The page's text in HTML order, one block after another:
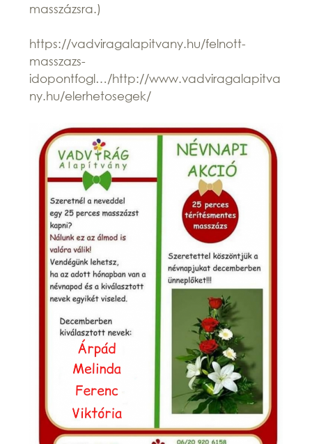
masszázsra.)
https://vadviragalapitvany.hu/felnott-
masszazs-
idopontfogl…/http://www.vadviragalapitva
ny.hu/elerhetosegek/